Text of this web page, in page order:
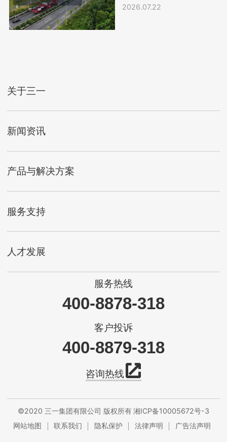
备加速出海
2026.07.22
关于三一
新闻资讯
产品与解决方案
服务支持
人才发展
服务热线
400-8878-318
客户投诉
400-8879-318
咨询热线
©2020 三一集团有限公司 版权所有湘ICP备10005672号-3
网站地图
联系我们 隐私保护 法律声明 广告法声明